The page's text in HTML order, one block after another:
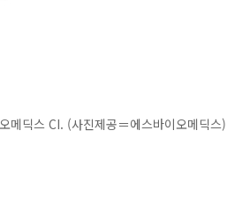
메딕스 CI. (사진제공＝에스바이오메딕스)